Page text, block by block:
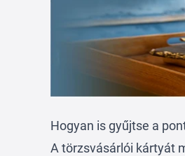
Hogyan is gyűjtse a
A törzsvásárlói kártyát